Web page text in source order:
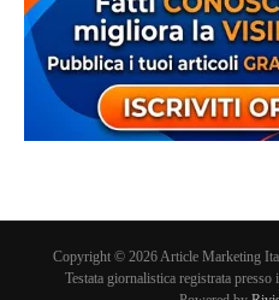
Copyright © 2026 Article Marketing
Testata giornalistica registrata